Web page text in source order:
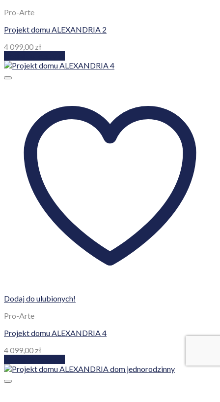
Pro-Arte
Projekt domu ALEXANDRIA 2
4 099,00 zł
Dodaj do ulubionych!
Pro-Arte
Projekt domu ALEXANDRIA 4
4 099,00 zł